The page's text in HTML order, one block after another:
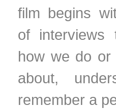
film begins
of interviews
how we do
about,
remember a